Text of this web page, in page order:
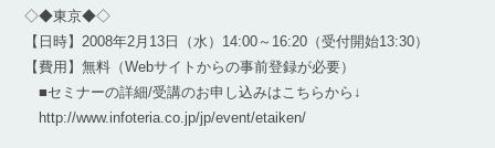
◇◆東京◆◇
【日時】2008年2月13日（水）14:00～16:20（受付開始13:30）
【費用】無料（Webサイトからの事前登録が必要）
■セミナーの詳細/受講のお申し込みはこちらから↓
http://www.infoteria.co.jp/jp/event/etaiken/